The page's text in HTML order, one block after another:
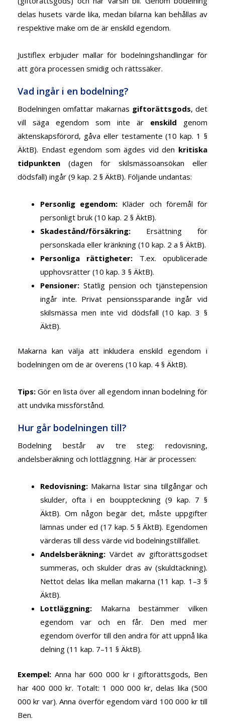
delas husets värde lika, medan bilarna kan behållas av
respektive make om de är enskild egendom.
Justiflex erbjuder mallar för bodelningshandlingar för
att göra processen smidig och rättssäker.
Vad ingår i en bodelning?
Bodelningen omfattar makarnas giftorättsgods, det
vill säga egendom som inte är enskild genom
äktenskapsförord, gåva eller testamente (10 kap. 1 §
ÄktB). Endast egendom som ägdes vid den kritiska
tidpunkten (dagen för skilsmässoansökan eller
dödsfall) ingår (9 kap. 2 § ÄktB). Följande undantas:
Personlig egendom: Kläder och föremål för
personligt bruk (10 kap. 2 § ÄktB).
Skadestånd/försäkring: Ersättning för
personskada eller kränkning (10 kap. 2 a § ÄktB).
Personliga rättigheter: T.ex. opublicerade
upphovsrätter (10 kap. 3 § ÄktB).
Pensioner: Statlig pension och tjänstepension
ingår inte. Privat pensionssparande ingår vid
skilsmässa men inte vid dödsfall (10 kap. 3 §
ÄktB).
Makarna kan välja att inkludera enskild egendom i
bodelningen om de är överens (10 kap. 4 § ÄktB).
Tips: Gör en lista över all egendom innan bodelning för
att undvika missförstånd.
Hur går bodelningen till?
Bodelning består av tre steg: redovisning,
andelsberäkning och lottläggning. Här är processen:
Redovisning: Makarna listar sina tillgångar och
skulder, ofta i en bouppteckning (9 kap. 7 §
ÄktB). Om någon begär det, måste uppgifter
lämnas under ed (17 kap. 5 § ÄktB). Egendomen
värderas till dess värde vid bodelningstillfället.
Andelsberäkning: Värdet av giftorättsgodset
summeras, och skulder dras av (skuldtäckning).
Nettot delas lika mellan makarna (11 kap. 1–3 §
ÄktB).
Lottläggning: Makarna bestämmer vilken
egendom var och en får. Den med mer
egendom överför till den andra för att uppnå lika
delning (11 kap. 7–11 § ÄktB).
Exempel: Anna har 600 000 kr i giftorättsgods, Ben
har 400 000 kr. Totalt: 1 000 000 kr, delas lika (500
000 kr var). Anna överför egendom värd 100 000 kr till
Ben.